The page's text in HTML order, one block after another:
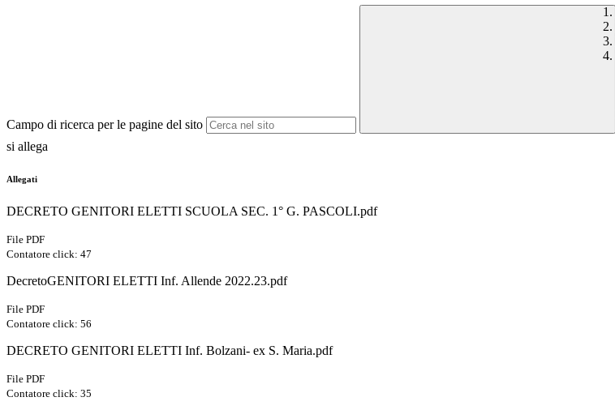
Campo di ricerca per le pagine del sito
si allega
Allegati
DECRETO GENITORI ELETTI SCUOLA SEC. 1° G. PASCOLI.pdf
File PDF
Contatore click: 47
DecretoGENITORI ELETTI Inf. Allende 2022.23.pdf
File PDF
Contatore click: 56
DECRETO GENITORI ELETTI Inf. Bolzani- ex S. Maria.pdf
File PDF
Contatore click: 35